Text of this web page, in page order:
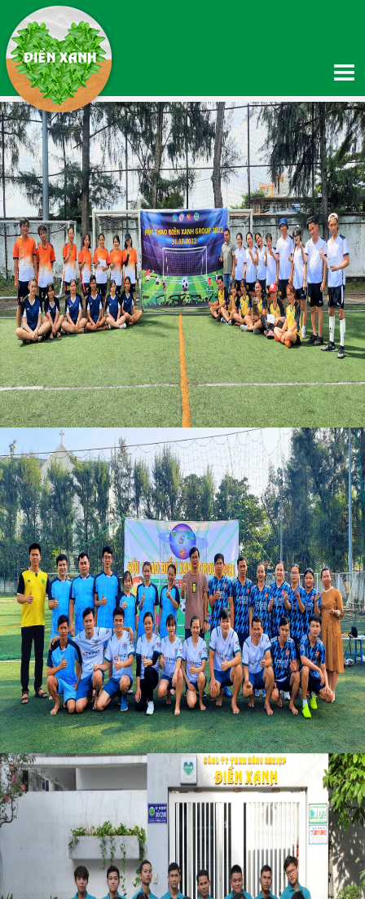
TRANG CHỦ
GIỚI THIỆU
Giới thiệu về Điền Xanh
Giới thiệu về Quỹ thiện nguyện Hạnh Phúc
Thông tin chuyển khoản
Hệ thống phân phối
SẢN PHẨM
TIN TỨC
Tin Nông nghiệp
Tin Công ty
TUYỂN DỤNG
CHĂM SÓC KHÁCH HÀNG
Chính sách đổi trả
Liên hệ